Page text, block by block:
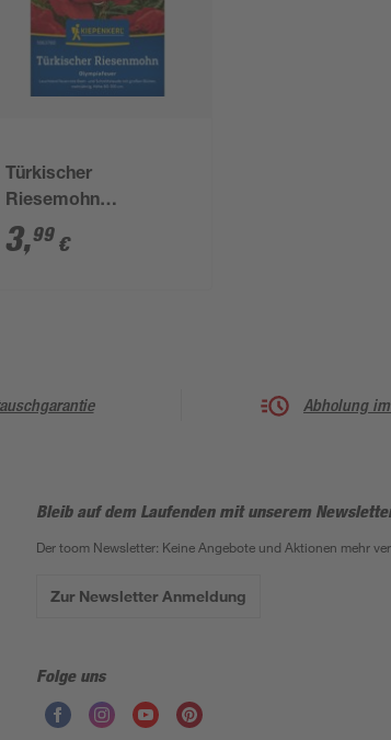
Türkischer
Riesemohn
Olympiafeuer'
3,99 €
Abholung
Bleib auf dem Laufenden mit unserem
Der toom Newsletter: Keine Angebote und Aktionen mehr
Zur Newsletter Anmeldung
Folge uns